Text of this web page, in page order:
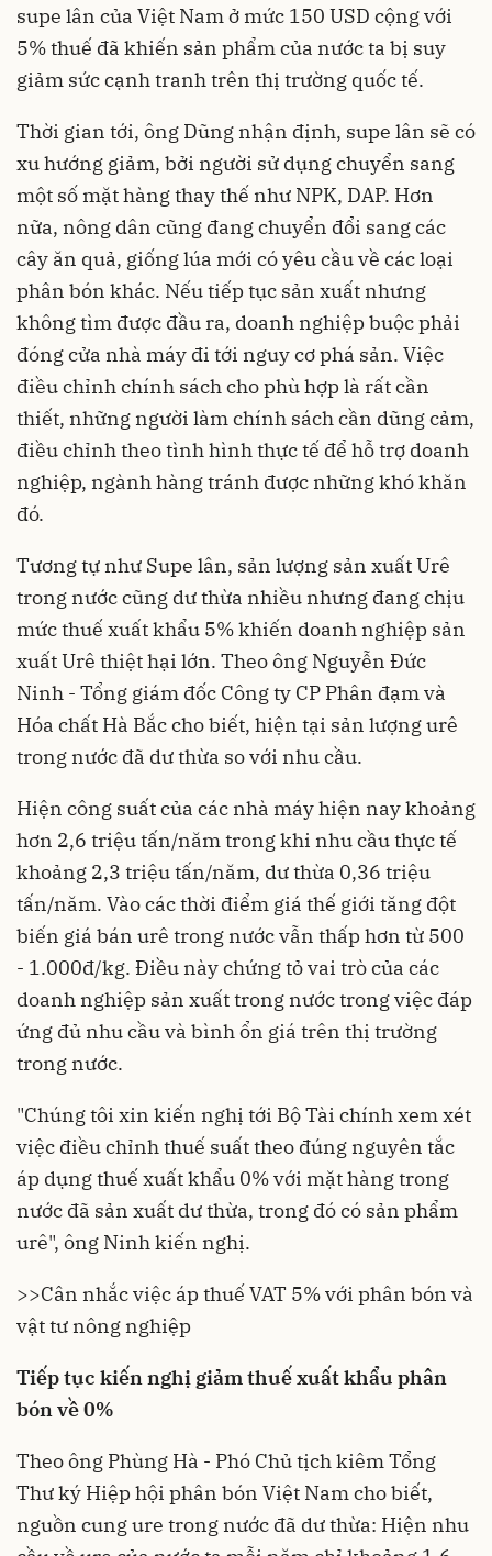
supe lân của Việt Nam ở mức 150 USD cộng với
5% thuế đã khiến sản phẩm của nước ta bị suy
giảm sức cạnh tranh trên thị trường quốc tế.
Thời gian tới, ông Dũng nhận định, supe lân sẽ có
xu hướng giảm, bởi người sử dụng chuyển sang
một số mặt hàng thay thế như NPK, DAP. Hơn
nữa, nông dân cũng đang chuyển đổi sang các
cây ăn quả, giống lúa mới có yêu cầu về các loại
phân bón khác. Nếu tiếp tục sản xuất nhưng
không tìm được đầu ra, doanh nghiệp buộc phải
đóng cửa nhà máy đi tới nguy cơ phá sản. Việc
điều chỉnh chính sách cho phù hợp là rất cần
thiết, những người làm chính sách cần dũng cảm,
điều chỉnh theo tình hình thực tế để hỗ trợ doanh
nghiệp, ngành hàng tránh được những khó khăn
đó.
Tương tự như Supe lân, sản lượng sản xuất Urê
trong nước cũng dư thừa nhiều nhưng đang chịu
mức thuế xuất khẩu 5% khiến doanh nghiệp sản
xuất Urê thiệt hại lớn. Theo ông Nguyễn Đức
Ninh - Tổng giám đốc Công ty CP Phân đạm và
Hóa chất Hà Bắc cho biết, hiện tại sản lượng urê
trong nước đã dư thừa so với nhu cầu.
Hiện công suất của các nhà máy hiện nay khoảng
hơn 2,6 triệu tấn/năm trong khi nhu cầu thực tế
khoảng 2,3 triệu tấn/năm, dư thừa 0,36 triệu
tấn/năm. Vào các thời điểm giá thế giới tăng đột
biến giá bán urê trong nước vẫn thấp hơn từ 500
- 1.000đ/kg. Điều này chứng tỏ vai trò của các
doanh nghiệp sản xuất trong nước trong việc đáp
ứng đủ nhu cầu và bình ổn giá trên thị trường
trong nước.
"Chúng tôi xin kiến nghị tới Bộ Tài chính xem xét
việc điều chỉnh thuế suất theo đúng nguyên tắc
áp dụng thuế xuất khẩu 0% với mặt hàng trong
nước đã sản xuất dư thừa, trong đó có sản phẩm
urê", ông Ninh kiến nghị.
>>Cân nhắc việc áp thuế VAT 5% với phân bón và
vật tư nông nghiệp
Tiếp tục kiến nghị giảm thuế xuất khẩu phân
bón về 0%
Theo ông Phùng Hà - Phó Chủ tịch kiêm Tổng
Thư ký Hiệp hội phân bón Việt Nam cho biết,
nguồn cung ure trong nước đã dư thừa: Hiện nhu